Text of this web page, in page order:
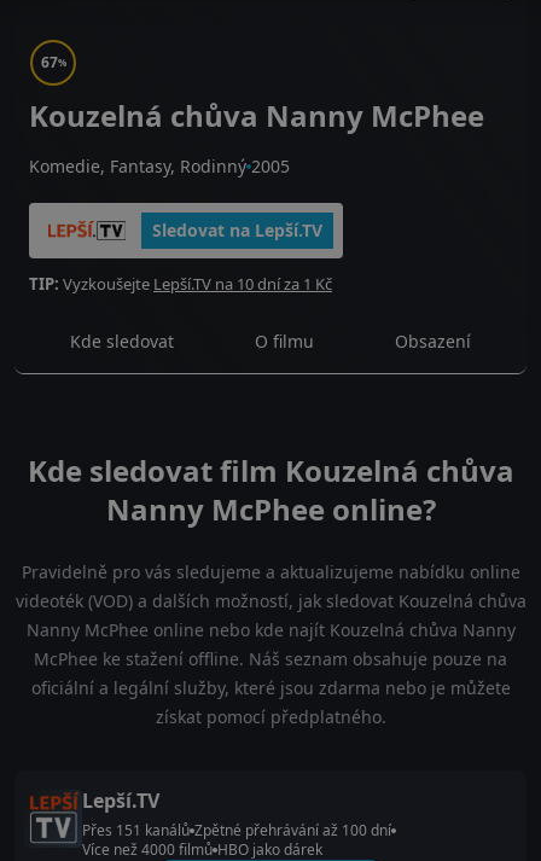
67%
Kouzelná chůva Nanny McPhee
Komedie, Fantasy, Rodinný 2005
Sledovat na Lepší.TV
TIP: Vyzkoušejte Lepší.TV na 10 dní za 1 Kč
Kde sledovat O filmu Obsazení
Kde sledovat film Kouzelná chůva
Nanny McPhee online?
Pravidelně pro vás sledujeme a aktualizujeme nabídku online
videoték (VOD) a dalších možností, jak sledovat Kouzelná chůva
Nanny McPhee online nebo kde najít Kouzelná chůva Nanny
McPhee ke stažení offline. Náš seznam obsahuje pouze na
oficiální a legální služby, které jsou zdarma nebo je můžete
získat pomocí předplatného.
Lepší.TV
Přes 151 kanálů Zpětné přehrávání až 100 dní
Více než 4000 filmů HBO jako dárek